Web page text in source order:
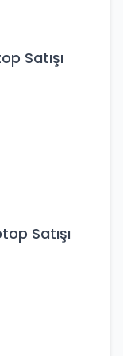
Satışı
Satışı